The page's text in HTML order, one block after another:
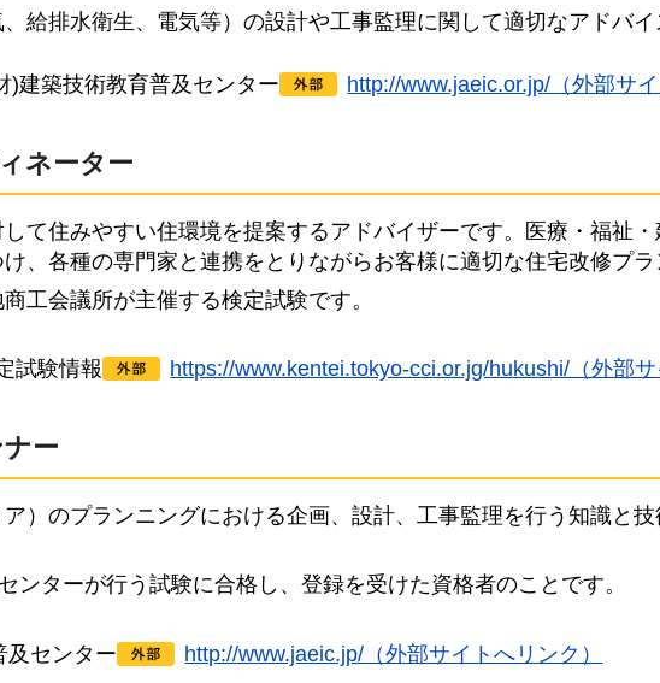
給排水衛生、電気等）の設計や工事監理に関して適切なアドバ
建築技術教育普及センター
http://www.jaeic.or.jp/（外部サイ
ネーター
て住みやすい住環境を提案するアドバイザーです。医療・福祉
、各種の専門家と連携をとりながらお客様に適切な住宅改修プラ
工会議所が主催する検定試験です。
試験情報
https://www.kentei.tokyo-cci.or.jg/hukushi/（外部サ
ー
）のプランニングにおける企画、設計、工事監理を行う知識と
ンターが行う試験に合格し、登録を受けた資格者のことです。
及センター
http://www.jaeic.jp/（外部サイトへリンク）